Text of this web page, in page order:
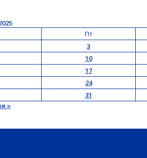
Пт
3
10
17
24
31
»